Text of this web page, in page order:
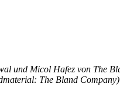
und Micol Hafez von The
The Bland Company)